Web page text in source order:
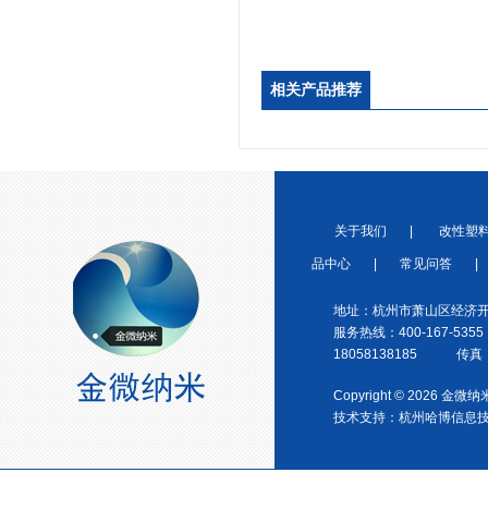
宁波塑料协会理事单位
相关产品推荐
关于我们 改性塑
品中心 常见问答
地址：杭州市萧山区经济
服务热线：400-167-5355
18058138185 传真：
Copyright © 2026 金微纳
技术支持： 杭州哈博信息